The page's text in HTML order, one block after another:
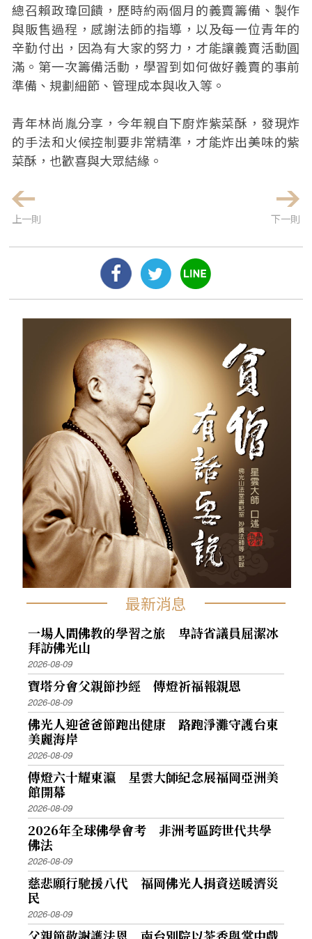
總召賴政瑋回饋，歷時約兩個月的義賣籌備、製作
與販售過程，感謝法師的指導，以及每一位青年的
辛勤付出，因為有大家的努力，才能讓義賣活動圓
滿。第一次籌備活動，學習到如何做好義賣的事前
準備、規劃細節、管理成本與收入等。
青年林尚胤分享，今年親自下廚炸紫菜酥，發現炸
的手法和火候控制要非常精準，才能炸出美味的紫
菜酥，也歡喜與大眾結緣。
上一則 下一則
最新消息
一場人間佛教的學習之旅 卑詩省議員屈潔冰
拜訪佛光山
2026-08-09
寶塔分會父親節抄經 傳燈祈福報親恩
2026-08-09
佛光人迎爸爸節跑出健康 路跑淨灘守護台東
美麗海岸
2026-08-09
傳燈六十耀東瀛 星雲大師紀念展福岡亞洲美
館開幕
2026-08-09
2026年全球佛學會考 非洲考區跨世代共學
佛法
2026-08-09
慈悲願行馳援八代 福岡佛光人捐資送暖濟災
民
2026-08-09
父親節敬謝護法恩 南台別院以茶香與掌中戲